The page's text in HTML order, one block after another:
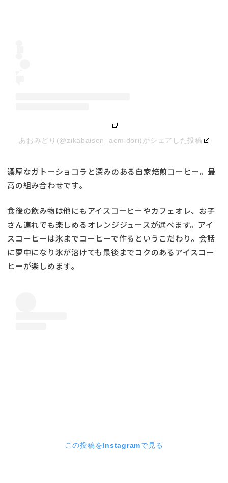
あおみどり(@zikabaisen_aomidori)がシェアした投稿
濃厚なガトーショコラと深みのある自家焙煎コーヒー。最
高の組み合わせです。
食後の飲み物は他にもアイスコーヒーやカフェオレ、お子
さん連れでも楽しめるオレンジジュースが選べます。アイ
スコーヒーは氷までコーヒーで作るというこだわり。会話
に夢中になり氷が溶けても最後までコクのあるアイスコー
ヒーが楽しめます。
この投稿をInstagramで見る